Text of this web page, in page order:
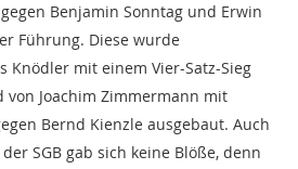
Benjamin Sonntag und Erwin
Führung. Diese wurde
Knödler mit einem Vier-Satz-Sieg
von Joachim Zimmermann mit
Bernd Kienzle ausgebaut. Auch
SGB gab sich keine Blöße, denn